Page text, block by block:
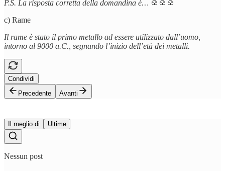
P.S. La risposta corretta della domandina è… 🥁🥁🥁
c) Rame
Il rame è stato il primo metallo ad essere utilizzato dall’uomo,
intorno al 9000 a.C., segnando l’inizio dell’età dei metalli.
Condividi
Precedente
Avanti
Il meglio di Ultime
Nessun post